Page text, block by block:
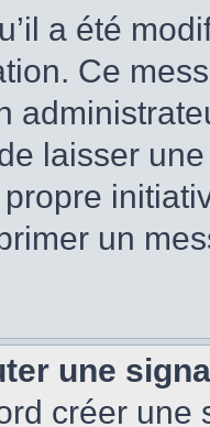
a été
Ce
laisser
un
une
créer